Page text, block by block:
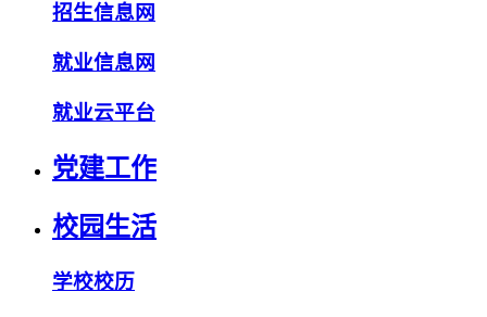
招生信息网
就业信息网
就业云平台
党建工作
校园生活
学校校历